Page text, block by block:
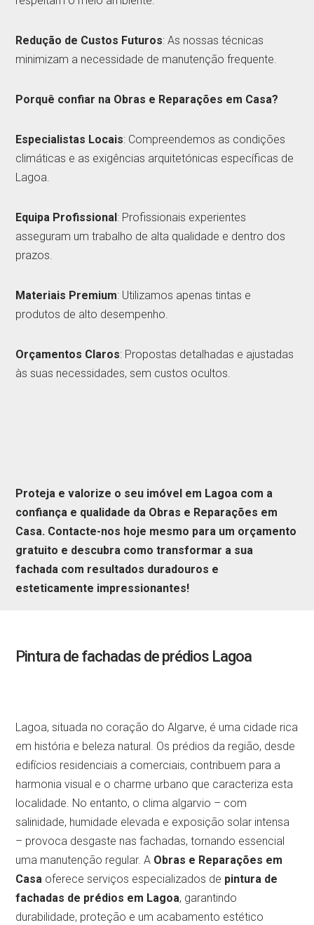
Redução de Custos Futuros: As nossas técnicas
minimizam a necessidade de manutenção frequente.
Porquê confiar na Obras e Reparações em Casa?
Especialistas Locais: Compreendemos as condições
climáticas e as exigências arquitetónicas específicas de
Lagoa.
Equipa Profissional: Profissionais experientes
asseguram um trabalho de alta qualidade e dentro dos
prazos.
Materiais Premium: Utilizamos apenas tintas e
produtos de alto desempenho.
Orçamentos Claros: Propostas detalhadas e ajustadas
às suas necessidades, sem custos ocultos.
Proteja e valorize o seu imóvel em Lagoa com a
confiança e qualidade da Obras e Reparações em
Casa. Contacte-nos hoje mesmo para um orçamento
gratuito e descubra como transformar a sua
fachada com resultados duradouros e
esteticamente impressionantes!
Pintura de fachadas de prédios Lagoa
Lagoa, situada no coração do Algarve, é uma cidade rica
em história e beleza natural. Os prédios da região, desde
edifícios residenciais a comerciais, contribuem para a
harmonia visual e o charme urbano que caracteriza esta
localidade. No entanto, o clima algarvio – com
salinidade, humidade elevada e exposição solar intensa
– provoca desgaste nas fachadas, tornando essencial
uma manutenção regular. A Obras e Reparações em
Casa oferece serviços especializados de pintura de
fachadas de prédios em Lagoa, garantindo
durabilidade, proteção e um acabamento estético